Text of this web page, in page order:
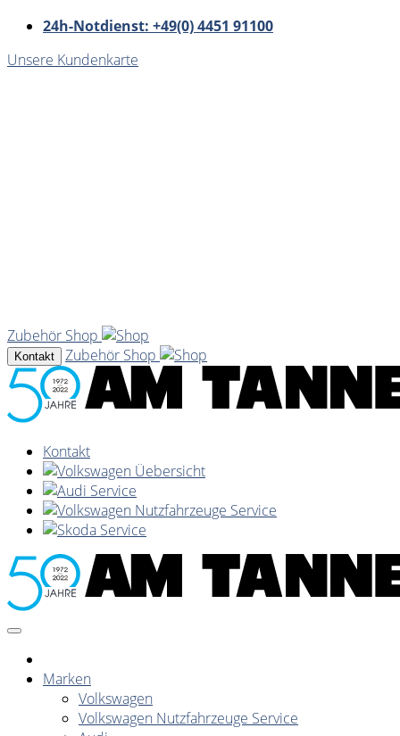
24h-Notdienst: +49(0) 4451 91100
Unsere Kundenkarte
Zubehör Shop
Kontakt Zubehör Shop
Kontakt
Marken
Volkswagen
Volkswagen Nutzfahrzeuge Service